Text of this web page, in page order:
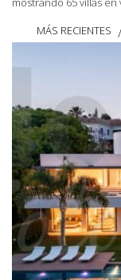
MÁS RECIENTES /